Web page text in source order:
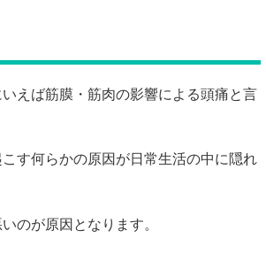
えば筋膜・筋肉の影響による頭痛と言
す何らかの原因が日常生活の中に隠れ
のが原因となります。